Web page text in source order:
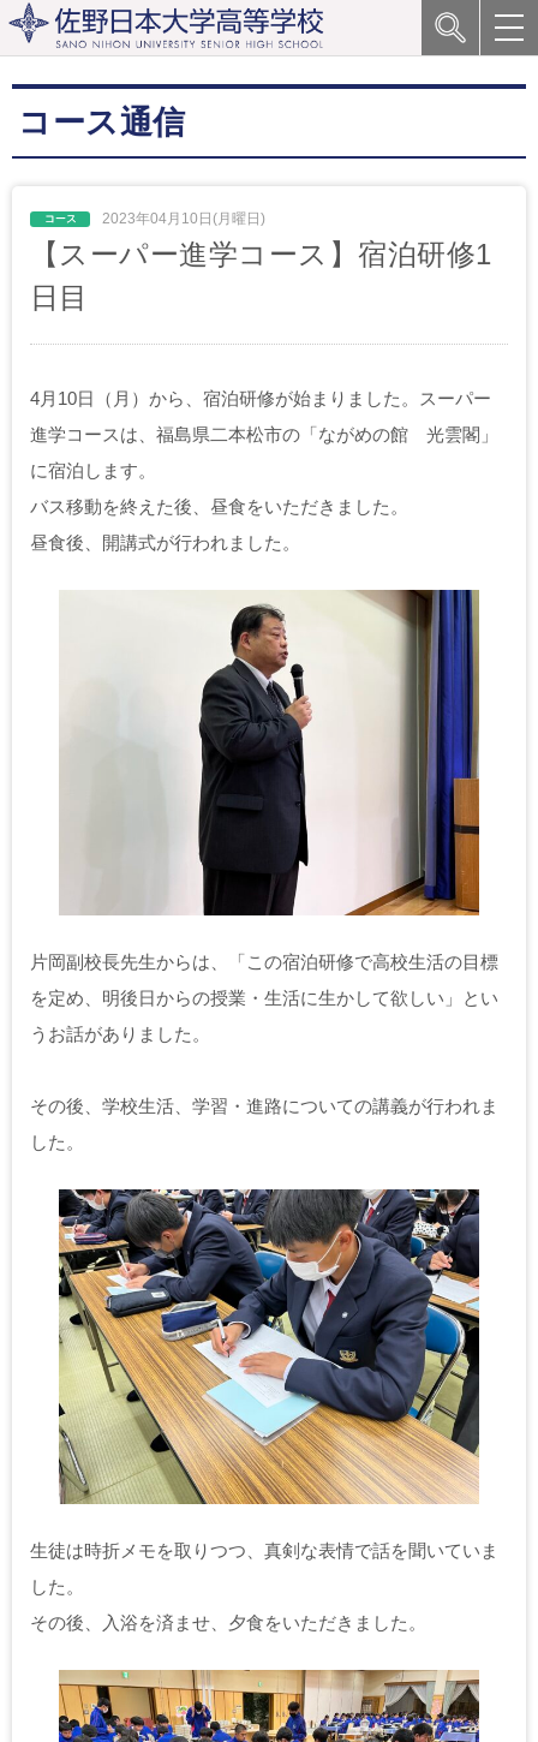
コース通信
2023年04月10日(月曜日)
【スーパー進学コース】宿泊研修1
日目
4月10日（月）から、宿泊研修が始まりました。スーパー
進学コースは、福島県二本松市の「ながめの館 光雲閣」
に宿泊します。
バス移動を終えた後、昼食をいただきました。
昼食後、開講式が行われました。
片岡副校長先生からは、「この宿泊研修で高校生活の目標
を定め、明後日からの授業・生活に生かして欲しい」とい
うお話がありました。
その後、学校生活、学習・進路についての講義が行われま
した。
生徒は時折メモを取りつつ、真剣な表情で話を聞いていま
した。
その後、入浴を済ませ、夕食をいただきました。